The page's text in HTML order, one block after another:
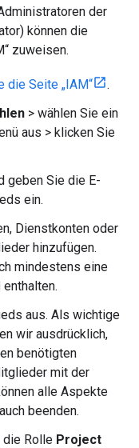
der
können die
zuweisen.
die Seite „IAM“
.
> wählen Sie ein
aus > klicken Sie
geben Sie die E-
ein.
Dienstkonten oder
hinzufügen.
mindestens eine
aus. Als wichtige
wir ausdrücklich,
benötigten
mit der
alle Aspekte
beenden.
die Rolle Project